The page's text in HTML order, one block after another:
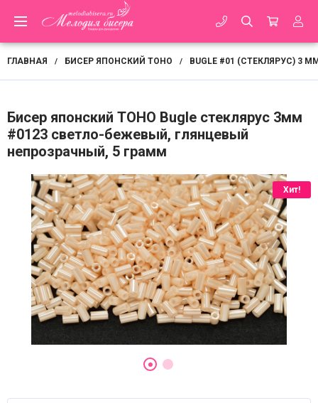
ГЛАВНАЯ / БИСЕР ЯПОНСКИЙ TOHO / BUGLE #01 (СТЕКЛЯРУС) 3
Бисер японский TOHO Bugle стеклярус 3мм
#0123 светло-бежевый, глянцевый
непрозрачный, 5 грамм
Хит!